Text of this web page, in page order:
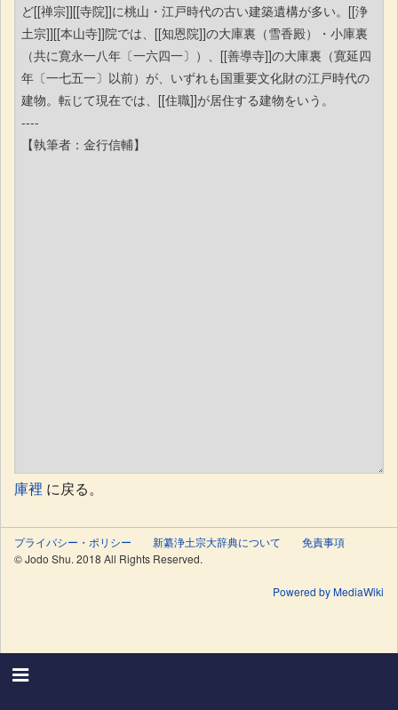
庫裡 に戻る。
プライバシー・ポリシー 新纂浄土宗大辞典について
免責事項
© Jodo Shu. 2018 All Rights Reserved.
Powered by MediaWiki